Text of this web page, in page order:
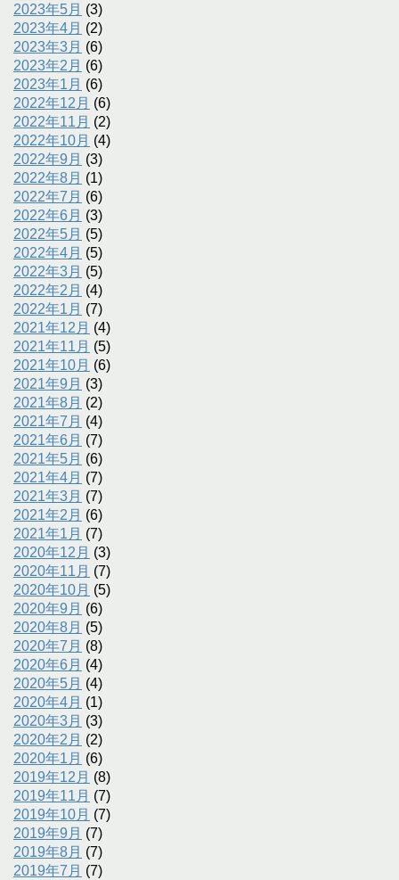
2023年5月 (3)
2023年4月 (2)
2023年3月 (6)
2023年2月 (6)
2023年1月 (6)
2022年12月 (6)
2022年11月 (2)
2022年10月 (4)
2022年9月 (3)
2022年8月 (1)
2022年7月 (6)
2022年6月 (3)
2022年5月 (5)
2022年4月 (5)
2022年3月 (5)
2022年2月 (4)
2022年1月 (7)
2021年12月 (4)
2021年11月 (5)
2021年10月 (6)
2021年9月 (3)
2021年8月 (2)
2021年7月 (4)
2021年6月 (7)
2021年5月 (6)
2021年4月 (7)
2021年3月 (7)
2021年2月 (6)
2021年1月 (7)
2020年12月 (3)
2020年11月 (7)
2020年10月 (5)
2020年9月 (6)
2020年8月 (5)
2020年7月 (8)
2020年6月 (4)
2020年5月 (4)
2020年4月 (1)
2020年3月 (3)
2020年2月 (2)
2020年1月 (6)
2019年12月 (8)
2019年11月 (7)
2019年10月 (7)
2019年9月 (7)
2019年8月 (7)
2019年7月 (7)